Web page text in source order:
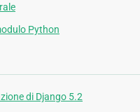
Python
di Django 5.2